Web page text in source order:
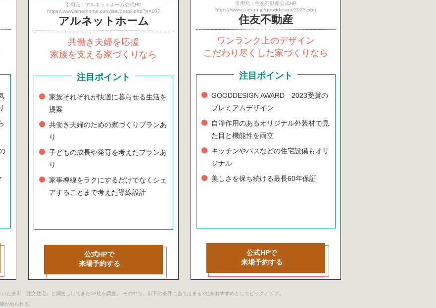
引用元：アルネットホーム公式HP
https://www.alnethome.com/jirei/detail.php?n=107
アルネット ホーム
共働き夫婦を応援
家族を支える家づくりなら
注目ポイント
家族それぞれが快適に暮らせる生活を
提案
共働き夫婦のための家づくりプランあ
り
子どもの成長や発育を考えたプランあ
り
家事導線をラクにするだけでなくシェ
アすることまで考えた導線設計
公式HPで
来場予約する
引用元：住友不動産公式HP
https://www.j-urban.jp/gooddesign/2023.php
住友不動産
ワンランク上のデザイン
こだわり尽くした家づくりなら
注目ポイント
GOODDESIGN AWARD 2023受賞の
プレミアムデザイン
自浄作用のあるオリジナル外装材で見
た目と機能性を両立
キッチンやバスなどの住宅設備もオリ
ジナル
美しさを保ち続ける最長60年保証
公式HPで
来場予約する
たま市 注文住宅」と調査し出てきた59社を調査。 その中で、以下の条件に当てはまる3社をおすすめとしてピックアップ。
かめられる。